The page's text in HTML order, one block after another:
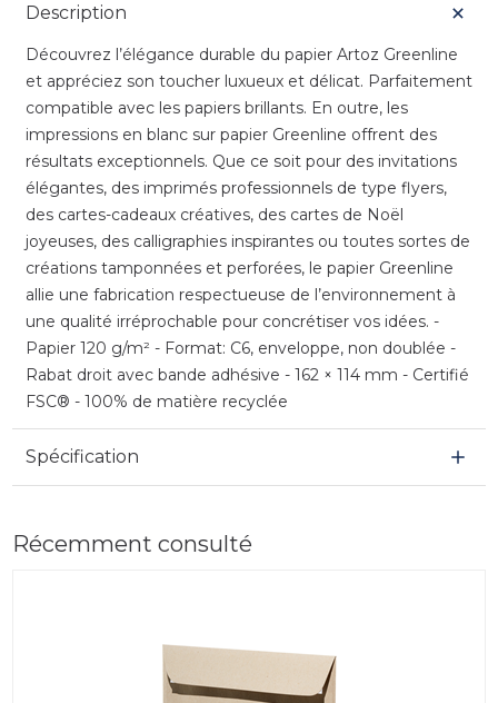
Description
Découvrez l’élégance durable du papier Artoz Greenline
et appréciez son toucher luxueux et délicat. Parfaitement
compatible avec les papiers brillants. En outre, les
impressions en blanc sur papier Greenline offrent des
résultats exceptionnels. Que ce soit pour des invitations
élégantes, des imprimés professionnels de type flyers,
des cartes-cadeaux créatives, des cartes de Noël
joyeuses, des calligraphies inspirantes ou toutes sortes de
créations tamponnées et perforées, le papier Greenline
allie une fabrication respectueuse de l’environnement à
une qualité irréprochable pour concrétiser vos idées. -
Papier 120 g/m² - Format: C6, enveloppe, non doublée -
Rabat droit avec bande adhésive - 162 × 114 mm - Certifié
FSC® - 100% de matière recyclée
Spécification
Récemment consulté